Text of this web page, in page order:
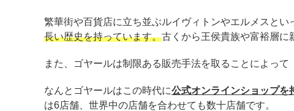
繁華街や百貨店に立ち並ぶルイヴィトンやエルメスとい
長い歴史を持っています。古くから王侯貴族や富裕層に
また、ゴヤールは制限ある販売手法を取ることによって
なんとゴヤールはこの時代に公式オンラインショップを
は6店舗、世界中の店舗を合わせても数十店舗です。